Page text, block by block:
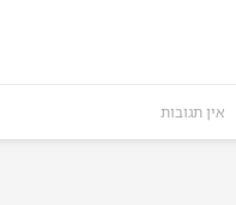
אין תגובות